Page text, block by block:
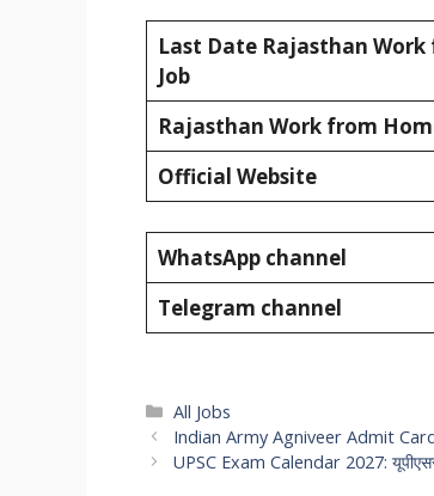
Last Date Rajasthan
Job
Rajasthan Work from
Official Website
WhatsApp channel
Telegram channel
Categories
All Jobs
Indian Army Agniveer Admit Card
UPSC Exam Calendar 2027: